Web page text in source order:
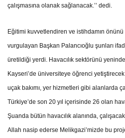
çalışmasına olanak sağlanacak.’’ dedi.
Eğitimi kuvvetlendiren ve istihdamın
vurgulayan Başkan Palancıoğlu şunları
üretildiği yerdi. Havacılık sektörünü
Kayseri’de üniversiteye öğrenci
uçak bakımı, yer hizmetleri gibi alanlarda
Türkiye’de son 20 yıl içerisinde 26 olan
Şuanda bütün havacılık alanında,
Allah nasip ederse Melikgazi’mizde bu